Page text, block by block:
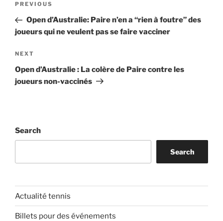
Previous
Post
PREVIOUS
Open d’Australie: Paire n’en a “rien à foutre” des
joueurs qui ne veulent pas se faire vacciner
Next
Post
NEXT
Open d’Australie : La colère de Paire contre les
joueurs non-vaccinés
Search
Search
Actualité tennis
Billets pour des événements